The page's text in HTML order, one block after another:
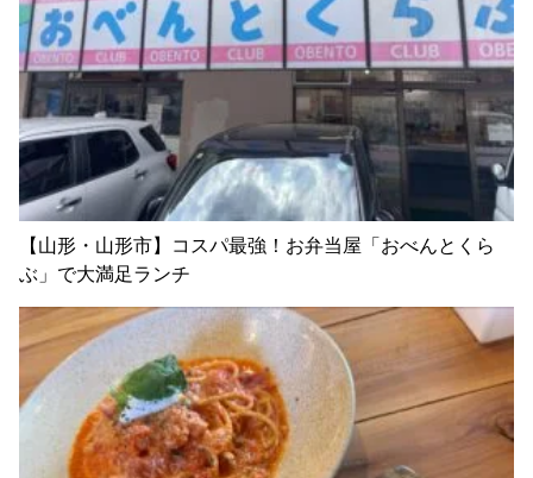
【山形・山形市】コスパ最強！お弁当屋「おべんとくら
ぶ」で大満足ランチ